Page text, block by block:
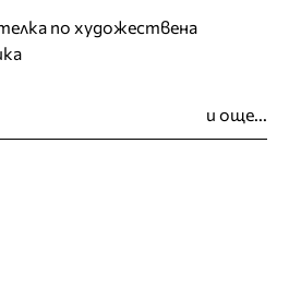
по художествена
и още...